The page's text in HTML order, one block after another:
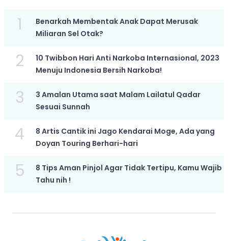
1
Benarkah Membentak Anak Dapat Merusak
Miliaran Sel Otak?
2
10 Twibbon Hari Anti Narkoba Internasional, 2023
Menuju Indonesia Bersih Narkoba!
3
3 Amalan Utama saat Malam Lailatul Qadar
Sesuai Sunnah
4
8 Artis Cantik ini Jago Kendarai Moge, Ada yang
Doyan Touring Berhari-hari
5
8 Tips Aman Pinjol Agar Tidak Tertipu, Kamu Wajib
Tahu nih !